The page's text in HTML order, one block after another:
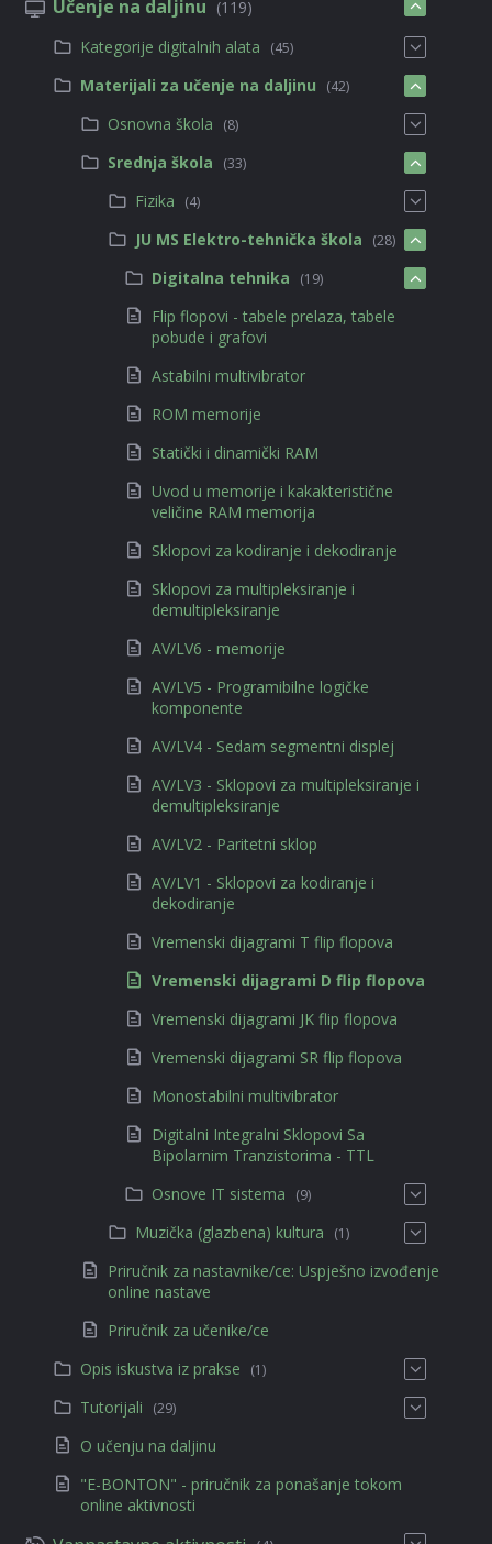
Učenje na daljinu (119)
Kategorije digitalnih alata
(45)
Materijali za učenje na daljinu (42)
Osnovna škola (8)
Srednja škola (33)
Fizika (4)
JU MS Elektro-tehnička škola (28)
Digitalna tehnika (19)
Flip flopovi - tabele prelaza, tabele
pobude i grafovi
Astabilni multivibrator
ROM memorije
Statički i dinamički RAM
Uvod u memorije i kakakteristične
veličine RAM memorija
Sklopovi za kodiranje i dekodiranje
Sklopovi za multipleksiranje i
demultipleksiranje
AV/LV6 - memorije
AV/LV5 - Programibilne logičke
komponente
AV/LV4 - Sedam segmentni displej
AV/LV3 - Sklopovi za multipleksiranje i
demultipleksiranje
AV/LV2 - Paritetni sklop
AV/LV1 - Sklopovi za kodiranje i
dekodiranje
Vremenski dijagrami T flip flopova
Vremenski dijagrami D flip flopova
Vremenski dijagrami JK flip flopova
Vremenski dijagrami SR flip flopova
Monostabilni multivibrator
Digitalni Integralni Sklopovi Sa
Bipolarnim Tranzistorima - TTL
Osnove IT sistema
(9)
Muzička (glazbena) kultura (1)
Priručnik za nastavnike/ce: Uspješno izvođenje
online nastave
Priručnik za učenike/ce
Opis iskustva iz prakse
(1)
Tutorijali (29)
O učenju na daljinu
"E-BONTON" - priručnik za ponašanje tokom
online aktivnosti